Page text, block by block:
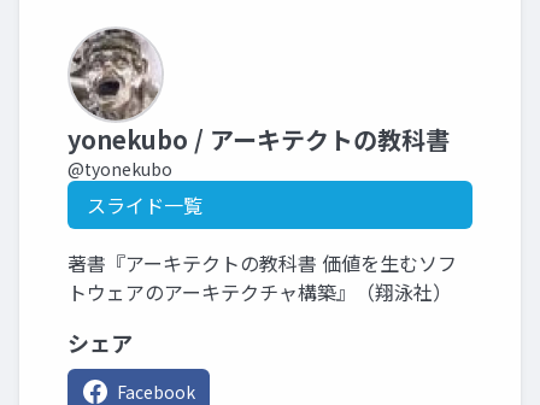
yonekubo / アーキテクトの教科書
@tyonekubo
スライド一覧
著書『アーキテクトの教科書 価値を生むソフ
トウェアのアーキテクチャ構築』（翔泳社）
シェア
Facebook